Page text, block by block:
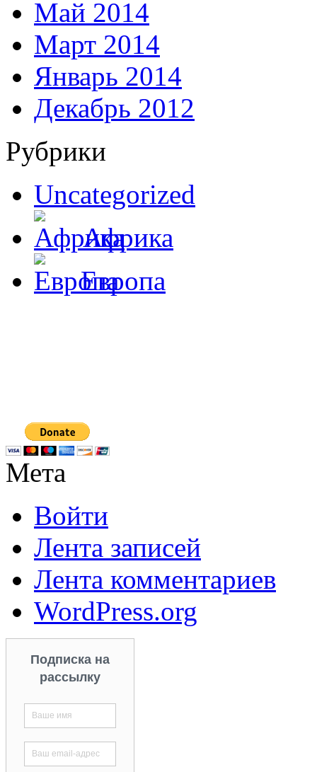
Май 2014
Март 2014
Январь 2014
Декабрь 2012
Рубрики
Uncategorized
Африка
Европа
Мета
Войти
Лента записей
Лента комментариев
WordPress.org
Подписка на
рассылку